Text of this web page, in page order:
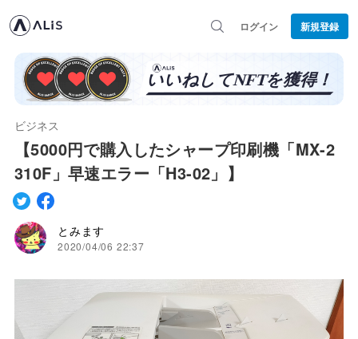
ログイン 新規登録
ビジネス
【5000円で購入したシャープ印刷機「MX-2
310F」早速エラー「H3-02」】
とみます
2020/04/06 22:37